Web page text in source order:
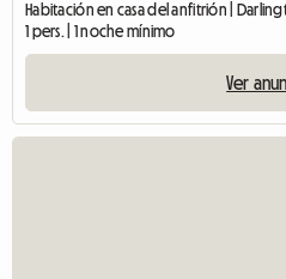
Habitación en casa del anfitrión |
1 pers. | 1 noche mínimo
Ver